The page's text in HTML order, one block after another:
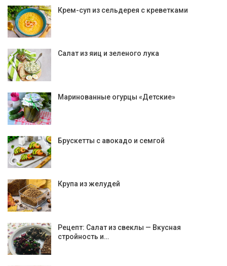
Крем-суп из сельдерея с креветками
Салат из яиц и зеленого лука
Маринованные огурцы «Детские»
Брускетты с авокадо и семгой
Крупа из желудей
Рецепт: Салат из свеклы — Вкусная
стройность и…